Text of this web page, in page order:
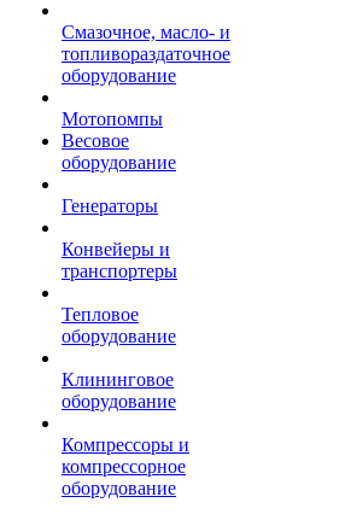
Смазочное, масло- и
топливораздаточное
оборудование
Мотопомпы
Весовое
оборудование
Генераторы
Конвейеры и
транспортеры
Тепловое
оборудование
Клининговое
оборудование
Компрессоры и
компрессорное
оборудование